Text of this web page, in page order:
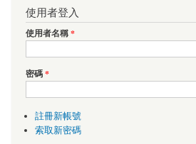
使用者登入
使用者名稱*
密碼*
註冊新帳號
索取新密碼